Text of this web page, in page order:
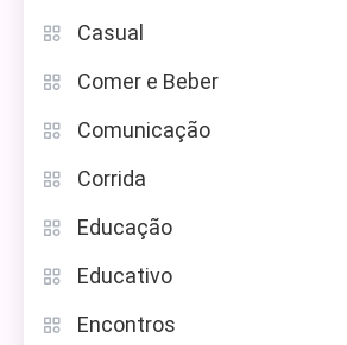
Casual
Comer e Beber
Comunicação
Corrida
Educação
Educativo
Encontros